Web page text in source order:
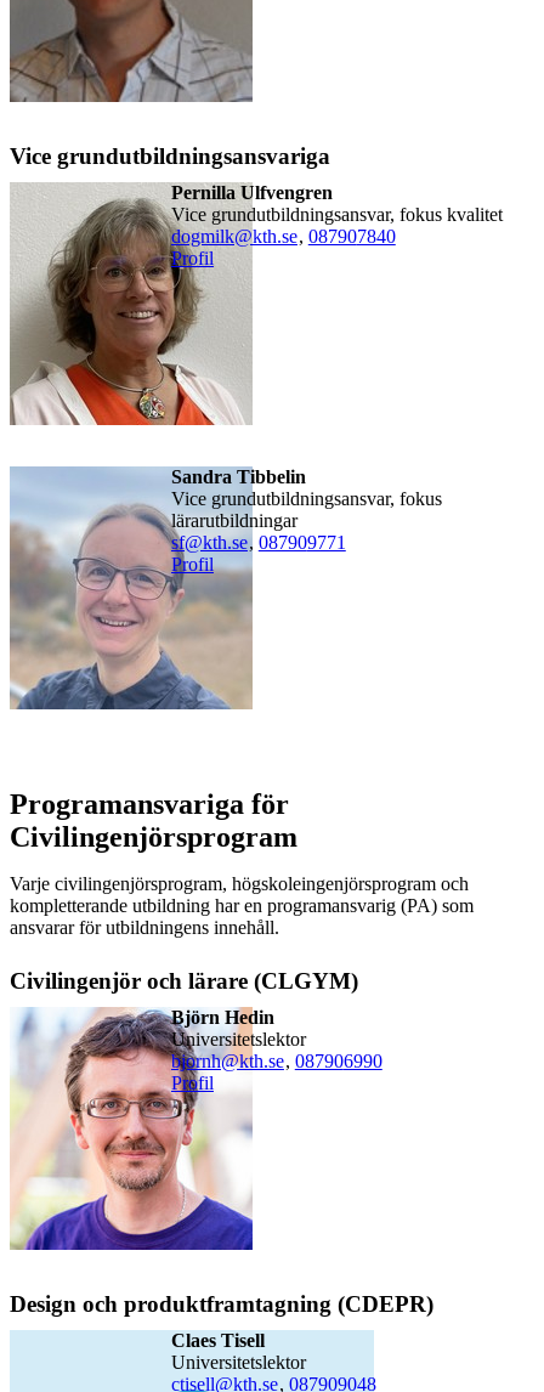
Vice grundutbildningsansvariga
Pernilla Ulfvengren
Vice grundutbildningsansvar, fokus kvalitet
dogmilk@kth.se, 087907840
Profil
Sandra Tibbelin
Vice grundutbildningsansvar, fokus
lärarutbildningar
sf@kth.se, 087909771
Profil
Programansvariga för
Civilingenjörsprogram
Varje civilingenjörsprogram, högskoleingenjörsprogram och
kompletterande utbildning har en programansvarig (PA) som
ansvarar för utbildningens innehåll.
Civilingenjör och lärare (CLGYM)
Björn Hedin
universitetslektor
bjornh@kth.se, 087906990
Profil
Design och produktframtagning (CDEPR)
Claes Tisell
universitetslektor
ctisell@kth.se, 087909048